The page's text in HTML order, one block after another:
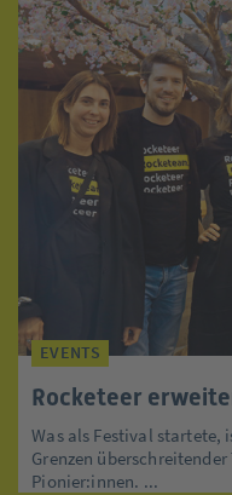
EVENTS
Rocketeer
Was als Festival startete,
Grenzen
Pionier:innen. ...